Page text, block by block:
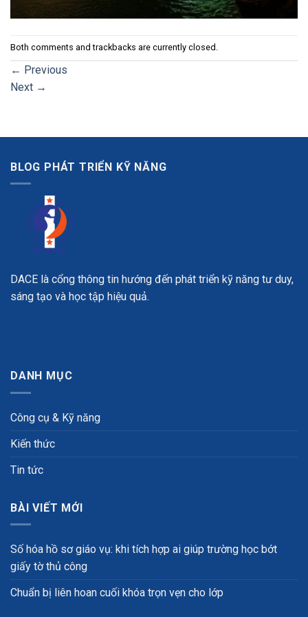
Both comments and trackbacks are currently closed.
← Previous
Next →
BLOG PHÁT TRIỂN KỸ NĂNG
DACE là cổng thông tin hướng đến phát triển kỹ năng tư duy,
sáng tạo và học tập hiệu quả.
DANH MỤC
Công cụ & Kỹ năng
Kiến thức
Tin tức
BÀI VIẾT MỚI
Số hóa hồ sơ giáo vụ: khi tích hợp ai giúp trường học bớt
giấy tờ thủ công
Chuẩn bị liên hoan cuối khóa trọn vẹn cho lớp